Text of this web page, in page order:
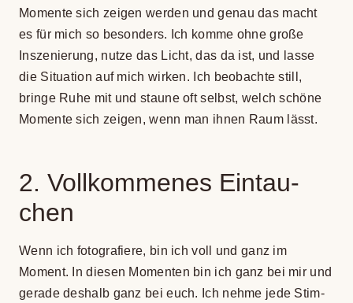
Momente sich zei­gen wer­den und genau das macht
es für mich so beson­ders. Ich komme ohne große
Insze­nie­rung, nutze das Licht, das da ist, und lasse
die Situa­tion auf mich wir­ken. Ich beob­achte still,
bringe Ruhe mit und staune oft selbst, welch schöne
Momente sich zei­gen, wenn man ihnen Raum lässt.
2. Voll­kom­me­nes Ein­tau­
chen
Wenn ich foto­gra­fiere, bin ich voll und ganz im
Moment. In die­sen Momen­ten bin ich ganz bei mir und
gerade des­halb ganz bei euch. Ich nehme jede Stim­